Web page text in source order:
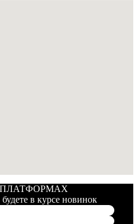
в курсе новинок